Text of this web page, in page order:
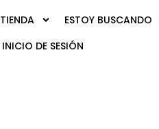
TIENDA
ESTOY BUSCANDO
INICIO DE SESIÓN